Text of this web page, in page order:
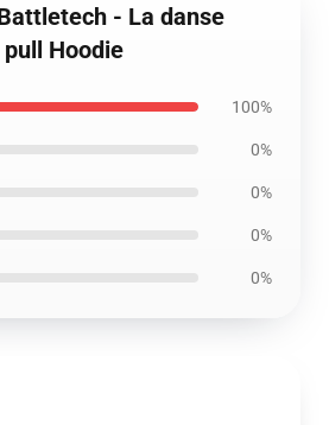
- La danse
Hoodie
100%
0%
0%
0%
0%